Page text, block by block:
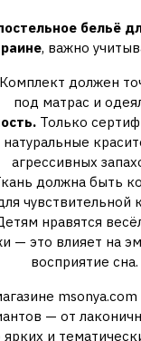
бельё
, важно
должен
под матрас и
Только
агрессивных
должна быть
чувствительной
нравятся
— это влияет на
восприятие сна.
— от
ярких и